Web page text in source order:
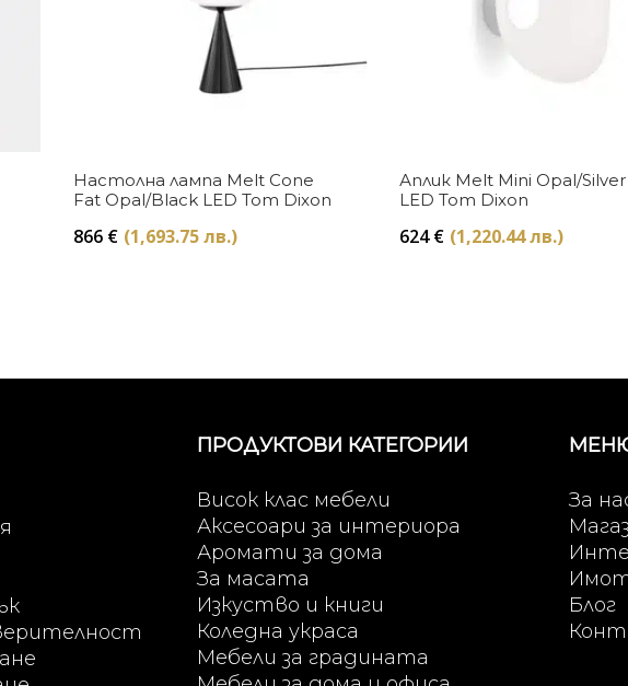
Купи
Настолна лампа Melt Cone
Fat Opal/Black LED Tom Dixon
866 € (1,693.75 лв.)
Купи
Аплик Melt Mini Opal/Silver
LED Tom Dixon
624€ (1,220.44 лв.)
ПРОДУКТОВИ КАТЕГОРИИ
Висок клас мебели
Аксесоари за интериора
Аромати за дома
За масата
Изкуство и книги
Коледна украса
Мебели за градината
За
Блог